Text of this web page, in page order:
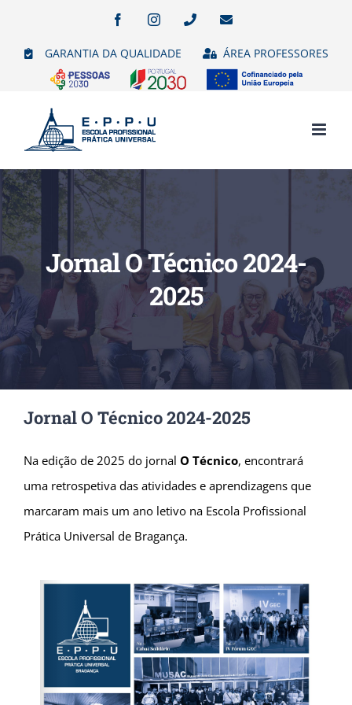
content
FacebookInstagramPhoneEmail
não
publicado)
GARANTIA DA QUALIDADE ÁREA PROFESSORES
Jornal O Técnico 2024-
2025
Jornal O Técnico 2024-2025
Na edição de 2025 do jornal O Técnico, encontrará
uma retrospetiva das atividades e aprendizagens que
marcaram mais um ano letivo na Escola Profissional
Prática Universal de Bragança.